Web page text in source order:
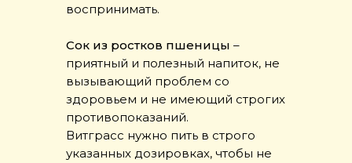
воспринимать.
Сок из ростков пшеницы –
приятный и полезный напиток, не
вызывающий проблем со
здоровьем и не имеющий строгих
противопоказаний.
Витграсс нужно пить в строго
указанных дозировках, чтобы не